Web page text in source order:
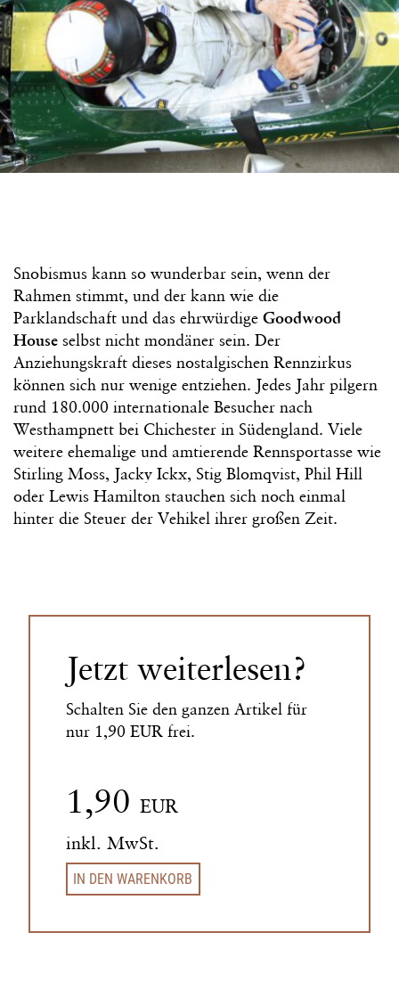
Snobismus kann so wunderbar sein, wenn der
Rahmen stimmt, und der kann wie die
Parklandschaft und das ehrwürdige Goodwood
House selbst nicht mondäner sein. Der
Anziehungskraft dieses nostalgischen Rennzirkus
können sich nur wenige entziehen. Jedes Jahr pilgern
rund 180.000 internationale Besucher nach
Westhampnett bei Chichester in Südengland. Viele
weitere ehemalige und amtierende Rennsportasse wie
Stirling Moss, Jacky Ickx, Stig Blomqvist, Phil Hill
oder Lewis Hamilton stauchen sich noch einmal
hinter die Steuer der Vehikel ihrer großen Zeit.
Jetzt weiterlesen?
Schalten Sie den ganzen Artikel für
nur 1,90 EUR frei.
1,90 EUR
inkl. MwSt.
IN DEN WARENKORB